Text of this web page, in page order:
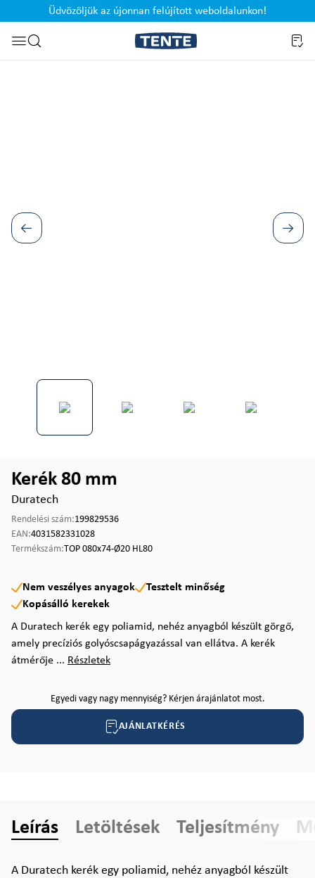
Ugrás a kereséshez
Üdvözöljük az újonnan felújított weboldalunkon!
Kerék 80 mm
Duratech
Rendelési szám:199829536
EAN:4031582331028
Termékszám:TOP 080x74-Ø20 HL80
Nem veszélyes anyagok
Tesztelt minőség
Kopásálló kerekek
A Duratech kerék egy poliamid, nehéz anyagból készült görgő,
amely precíziós golyóscsapágyazással van ellátva. A kerék
átmérője ... Részletek
Egyedi vagy nagy mennyiség? Kérjen árajánlatot most.
AJÁNLATKÉRÉS
Leírás Letöltések Teljesítmény
A Duratech kerék egy poliamid, nehéz anyagból készült